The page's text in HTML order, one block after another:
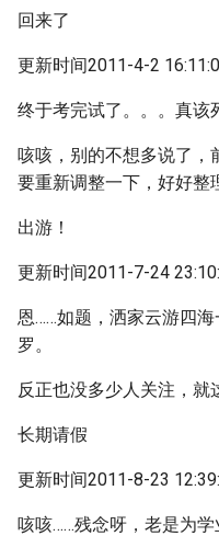
回来了
更新时间2011-4-2
终于考完试了。。。真该
咳咳，别的不想多说了，
要重新调整一下，好好整
出游！
更新时间2011-7-24
恩……如题，洒家云游四
罗。
反正也没多少人关注，就
长期请假
更新时间2011-8-23
咳咳……残念呀，老是为